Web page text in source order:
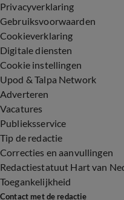
Privacyverklaring
Gebruiksvoorwaarden
Cookieverklaring
Digitale diensten
Cookie instellingen
Upod & Talpa Network
Adverteren
Vacatures
Publieksservice
Tip de redactie
Correcties en aanvullingen
Redactiestatuut Hart van
Toegankelijkheid
Contact met de redactie